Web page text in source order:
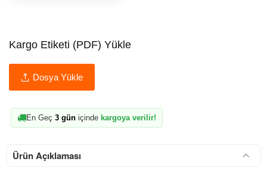
Kargo Etiketi (PDF) Yükle
Dosya Yükle
En Geç 3 gün içinde kargoya verilir!
Ürün Açıklaması